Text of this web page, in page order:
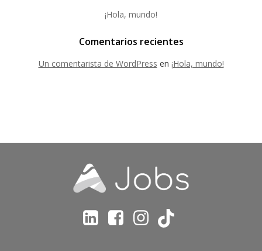
¡Hola, mundo!
Comentarios recientes
Un comentarista de WordPress en ¡Hola, mundo!